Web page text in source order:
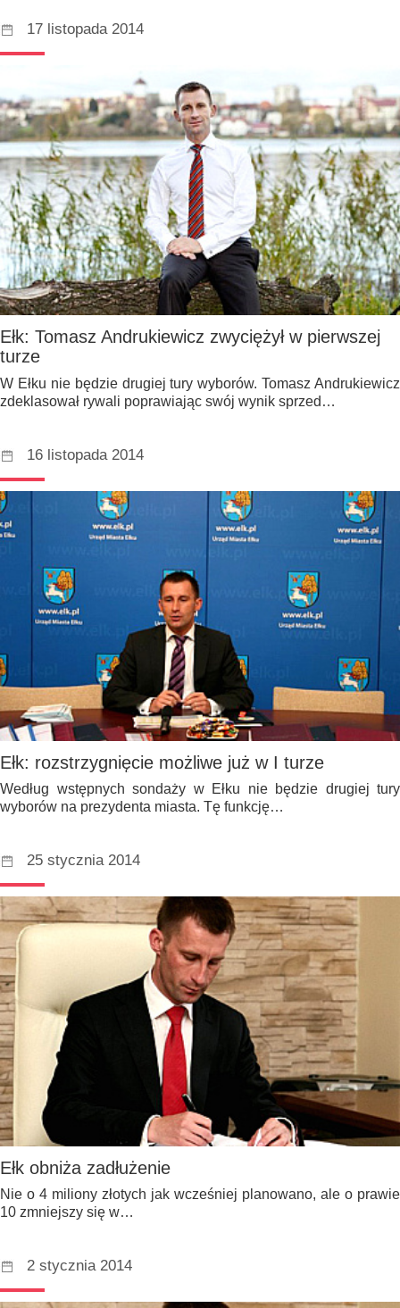
17 listopada 2014
Ełk: Tomasz Andrukiewicz zwyciężył w pierwszej
turze
W Ełku nie będzie drugiej tury wyborów. Tomasz Andrukiewicz
zdeklasował rywali poprawiając swój wynik sprzed…
16 listopada 2014
Ełk: rozstrzygnięcie możliwe już w I turze
Według wstępnych sondaży w Ełku nie będzie drugiej tury
wyborów na prezydenta miasta. Tę funkcję…
25 stycznia 2014
Ełk obniża zadłużenie
Nie o 4 miliony złotych jak wcześniej planowano, ale o prawie
10 zmniejszy się w…
2 stycznia 2014